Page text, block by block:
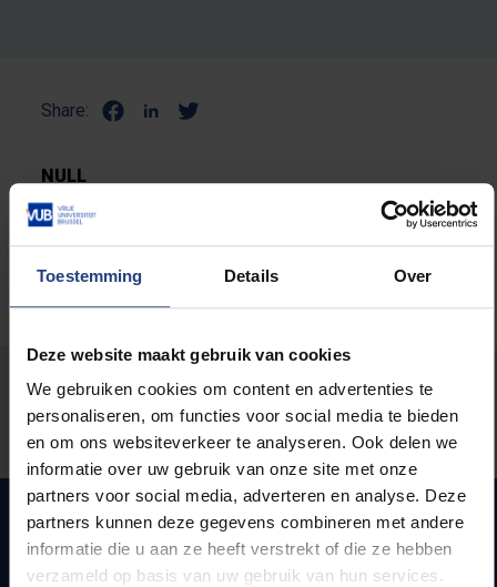
Toestemming Details Over
Deze website maakt gebruik van cookies
We gebruiken cookies om content en advertenties te
personaliseren, om functies voor social media te bieden
en om ons websiteverkeer te analyseren. Ook delen we
informatie over uw gebruik van onze site met onze
partners voor social media, adverteren en analyse. Deze
partners kunnen deze gegevens combineren met andere
informatie die u aan ze heeft verstrekt of die ze hebben
verzameld op basis van uw gebruik van hun services.
Share:
NULL
Stond er een fout op deze pagina?
Laat het ons weten
Snel naar